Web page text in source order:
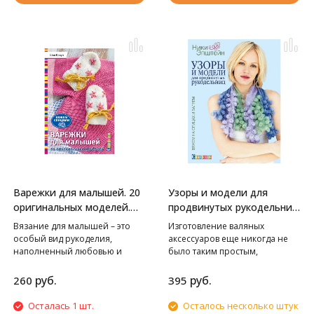
японскими мастерами!
приключением для
схемами. Остается только
выбрать!
Варежки для малышей. 20
оригинальных моделей.
Вяжем спицами
Вязание для малышей – это
особый вид рукоделия,
наполненный любовью и
этой книге мы собрали для вас
самые милые и удобные
детские варежки, связанные
260 руб.
Осталась 1 шт.
Узоры и модели для
продвинутых рукодельниц.
Вяжем на спицах и валяем
Изготовление валяных
аксессуаров еще никогда не
было таким простым,
Автор этой книги,
непревзойденная Ники
Эпштейн, предлагает
395 руб.
Осталось несколько штук